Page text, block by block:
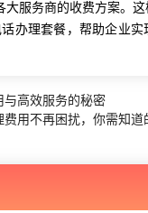
大服务商的收费方案。
办理套餐，帮助企业实
高效服务的秘密
用不再困扰，你需知道